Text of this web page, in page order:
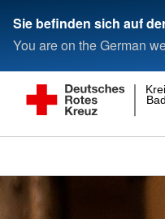
Sie befinden sich auf
You are on the German